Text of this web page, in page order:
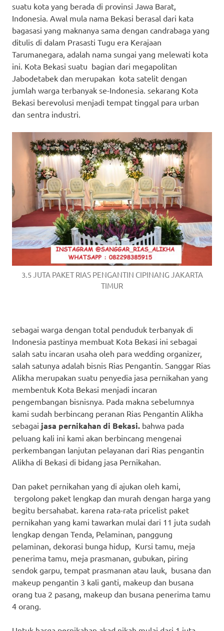
suatu kota yang berada di provinsi Jawa Barat,
Indonesia. Awal mula nama Bekasi berasal dari kata
bagasasi yang maknanya sama dengan candrabaga yang
ditulis di dalam Prasasti Tugu era Kerajaan
Tarumanegara, adalah nama sungai yang melewati kota
ini. Kota Bekasi suatu bagian dari megapolitan
Jabodetabek dan merupakan kota satelit dengan
jumlah warga terbanyak se-Indonesia. sekarang Kota
Bekasi berevolusi menjadi tempat tinggal para urban
dan sentra industri.
3.5 JUTA PAKET RIAS PENGANTIN CIPINANG JAKARTA
TIMUR
sebagai warga dengan total penduduk terbanyak di
Indonesia pastinya membuat Kota Bekasi ini sebagai
salah satu incaran usaha oleh para wedding organizer,
salah satunya adalah bisnis Rias Pengantin. Sanggar Rias
Alikha merupakan suatu penyedia jasa pernikahan yang
membentuk Kota Bekasi menjadi incaran
pengembangan bisnisnya. Pada makna sebelumnya
kami sudah berbincang peranan Rias Pengantin Alikha
sebagai jasa pernikahan di Bekasi. bahwa pada
peluang kali ini kami akan berbincang mengenai
perkembangan lanjutan pelayanan dari Rias pengantin
Alikha di Bekasi di bidang jasa Pernikahan.
Dan paket pernikahan yang di ajukan oleh kami,
tergolong paket lengkap dan murah dengan harga yang
begitu bersahabat. karena rata-rata pricelist paket
pernikahan yang kami tawarkan mulai dari 11 juta sudah
lengkap dengan Tenda, Pelaminan, panggung
pelaminan, dekorasi bunga hidup, Kursi tamu, meja
penerima tamu, meja prasmanan, gubukan, piring
sendok garpu, tempat prasmanan atau lauk, busana dan
makeup pengantin 3 kali ganti, makeup dan busana
orang tua 2 pasang, makeup dan busana penerima tamu
4 orang.